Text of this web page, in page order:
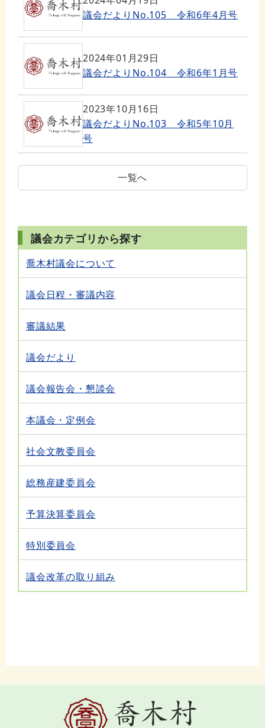
議会だよりNo.105 令和6年4月号
2024年01月29日
議会だよりNo.104 令和6年1月号
2023年10月16日
議会だよりNo.103 令和5年10月
号
一覧へ
議会カテゴリから探す
喬木村議会について
議会日程・審議内容
審議結果
議会だより
議会報告会・懇談会
本議会・定例会
社会文教委員会
総務産建委員会
予算決算委員会
特別委員会
議会改革の取り組み